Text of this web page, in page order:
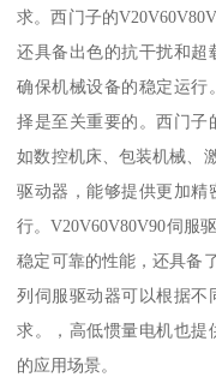
求。西门子的
还具备出色的抗干扰和超
确保机械设备的稳定运行
择是至关重要的。西门子
如数控机床、包装机械、
驱动器，能够提供更加精
行。V20V60V80V90伺服
稳定可靠的性能，还具备
列伺服驱动器可以根据不
求。，高低惯量电机也提
的应用场景。